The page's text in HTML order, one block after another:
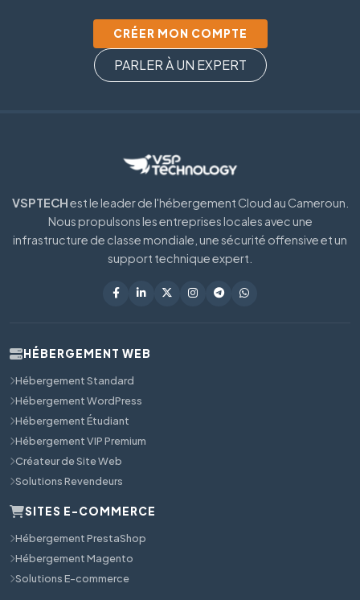
CRÉER MON COMPTE
PARLER À UN EXPERT
VSPTECHest le leader de l'hébergement Cloud au Cameroun.
Nous propulsons les entreprises locales avec une
infrastructure de classe mondiale, une sécurité offensive et un
support technique expert.
HÉBERGEMENT WEB
Hébergement Standard
Hébergement WordPress
Hébergement Étudiant
Hébergement VIP Premium
Créateur de Site Web
Solutions Revendeurs
SITES E-COMMERCE
Hébergement PrestaShop
Hébergement Magento
Solutions E-commerce